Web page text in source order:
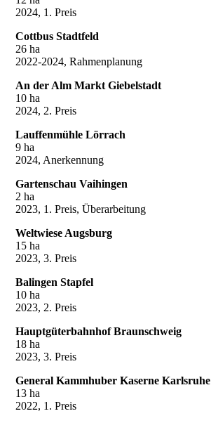
2024, 1. Preis
Cottbus Stadtfeld
26 ha
2022-2024, Rahmenplanung
An der Alm Markt Giebelstadt
10 ha
2024, 2. Preis
Lauffenmühle Lörrach
9 ha
2024, Anerkennung
Gartenschau Vaihingen
2 ha
2023, 1. Preis, Überarbeitung
Weltwiese Augsburg
15 ha
2023, 3. Preis
Balingen Stapfel
10 ha
2023, 2. Preis
Hauptgüterbahnhof Braunschweig
18 ha
2023, 3. Preis
General Kammhuber Kaserne Karlsruhe
13 ha
2022, 1. Preis